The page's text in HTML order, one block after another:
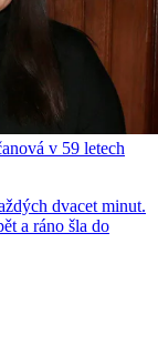
v 59 letech
dvacet minut.
a ráno šla do